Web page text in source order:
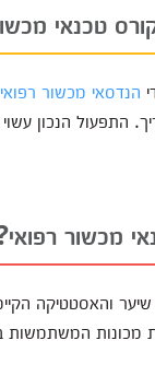
טכנאי
הנדסאי מכשור רפואי
הנכון עשוי
מכשור
והאסטטיקה
מכונות המשתמשות